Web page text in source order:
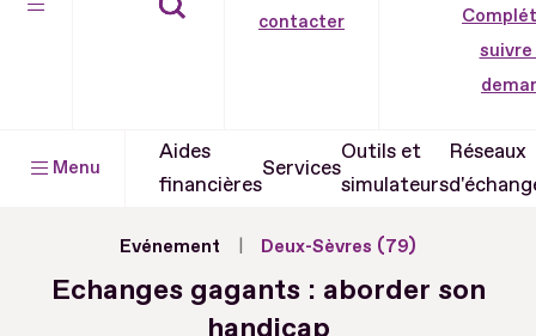
contacter
suivre
Menu
Aides
financières
Services
Outils et
simulateurs
Réseaux
Evénement Deux-Sèvres (79)
Echanges gagants : aborder son
handicap